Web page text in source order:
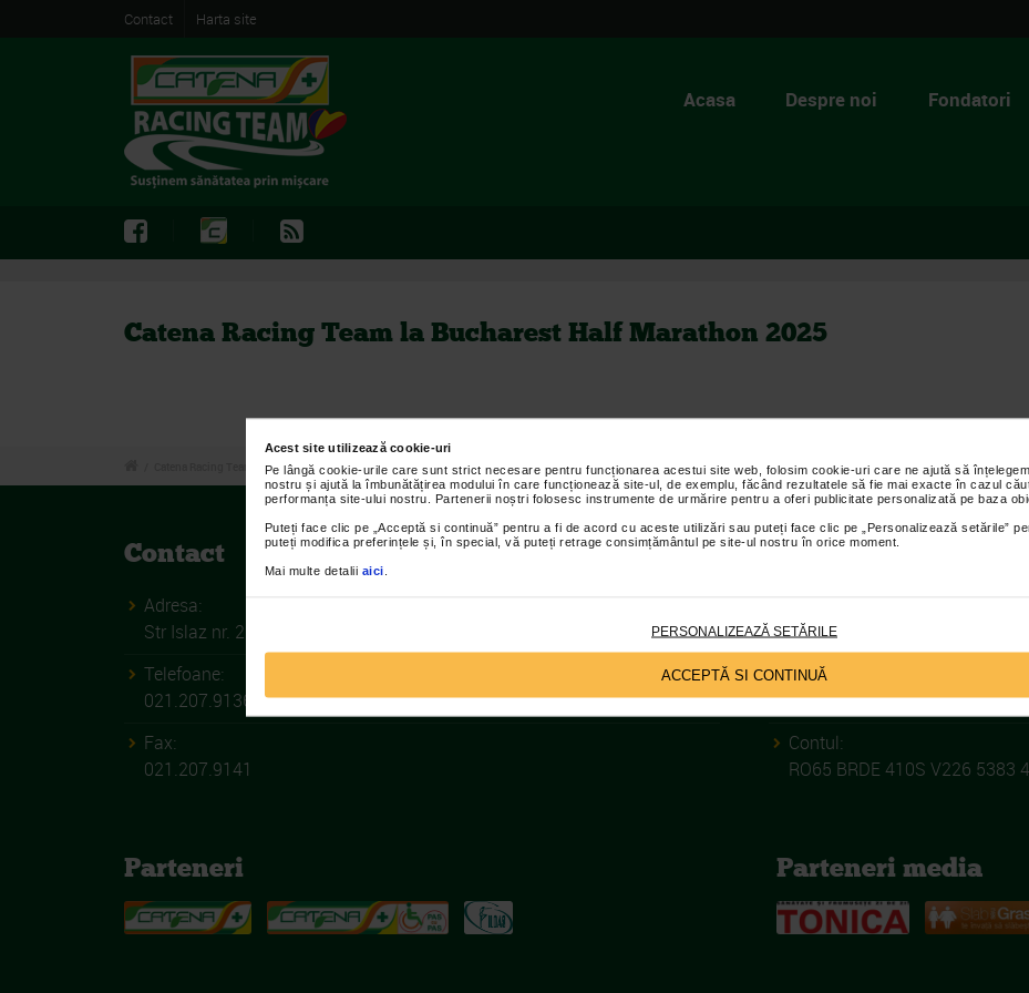
Acest site utilizează cookie-uri
Pe lângă cookie-urile care sunt strict necesare pentru funcționarea acestui site web, folosim cookie-uri care ne ajută să
nostru și ajută la îmbunătățirea modului în care funcționează site-ul, de exemplu, făcând rezultatele să fie mai exacte în cazul
performanța site-ului nostru. Partenerii noștri folosesc instrumente de urmărire pentru a oferi publicitate personalizată pe baza
Puteți face clic pe „Acceptă si continuă” pentru a fi de acord cu aceste utilizări sau puteți face clic pe „Personalizează setările”
puteți modifica preferințele și, în special, vă puteți retrage consimțământul pe site-ul nostru în orice moment.
Mai multe detalii aici
PERSONALIZEAZĂ SETĂRILE
ACCEPTĂ SI CONTINUĂ
Contact Harta site
Acasa Despre noi Fondatori
Catena Racing Team la Bucharest Half Marathon 2025
Catena Racing Team la Bucharest Half Marathon 2025
Contact
Adresa:
Str Islaz nr. 2 Sector 1 Bucuresti
Telefoane:
021.207.9136 / 021.207.9137
Fax:
021.207.9141
ASOCIATIA
33649935
Nr inreg in registrul asociatiilor
165/16.09.2004
Contul:
RO65 BRDE 410S V226 5383
Parteneri Parteneri media